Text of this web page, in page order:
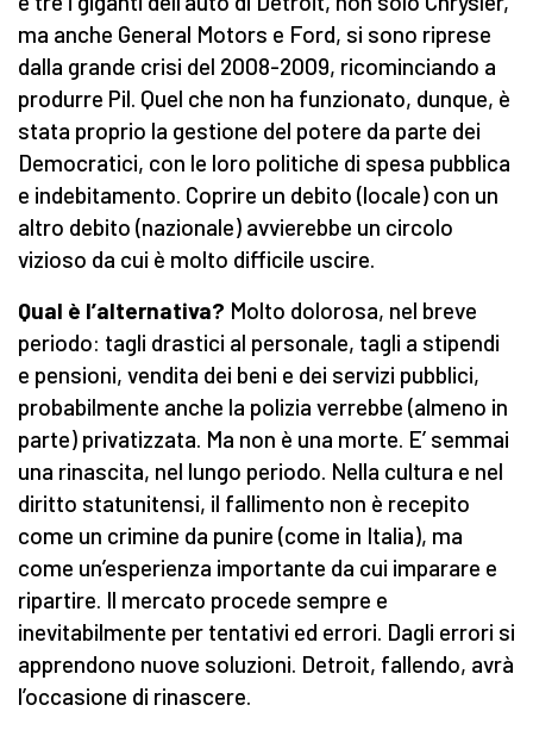
ma anche General Motors e Ford, si sono riprese
dalla grande crisi del 2008-2009, ricominciando a
produrre Pil. Quel che non ha funzionato, dunque, è
stata proprio la gestione del potere da parte dei
Democratici, con le loro politiche di spesa pubblica
e indebitamento. Coprire un debito (locale) con un
altro debito (nazionale) avvierebbe un circolo
vizioso da cui è molto difficile uscire.
Qual è l’alternativa? Molto dolorosa, nel breve
periodo: tagli drastici al personale, tagli a stipendi
e pensioni, vendita dei beni e dei servizi pubblici,
probabilmente anche la polizia verrebbe (almeno in
parte) privatizzata. Ma non è una morte. E’ semmai
una rinascita, nel lungo periodo. Nella cultura e nel
diritto statunitensi, il fallimento non è recepito
come un crimine da punire (come in Italia), ma
come un’esperienza importante da cui imparare e
ripartire. Il mercato procede sempre e
inevitabilmente per tentativi ed errori. Dagli errori si
apprendono nuove soluzioni. Detroit, fallendo, avrà
l’occasione di rinascere.